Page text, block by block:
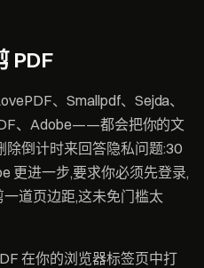
PDF
、Smallpdf、Sejda、
、Adobe——都会把你的文
除倒计时来回答隐私问题:30
更进一步,要求你必须先登录,
道页边距,这未免门槛太
在你的浏览器标签页中打